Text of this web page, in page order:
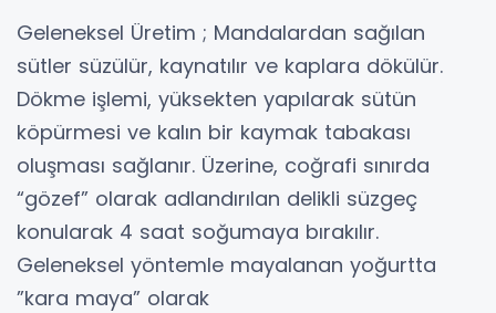
Geleneksel Üretim ; Mandalardan sağılan
sütler süzülür, kaynatılır ve kaplara dökülür.
Dökme işlemi, yüksekten yapılarak sütün
köpürmesi ve kalın bir kaymak tabakası
oluşması sağlanır. Üzerine, coğrafi sınırda
“gözef” olarak adlandırılan delikli süzgeç
konularak 4 saat soğumaya bırakılır.
Geleneksel yöntemle mayalanan yoğurtta
”kara maya” olarak